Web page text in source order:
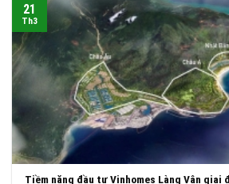
Tiềm năng đầu tư Vinhomes Làng Vân giai
21
Th3